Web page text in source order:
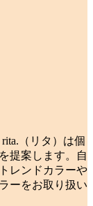
（リタ）は個
提案します。自
レンドカラーや
ーをお取り扱い